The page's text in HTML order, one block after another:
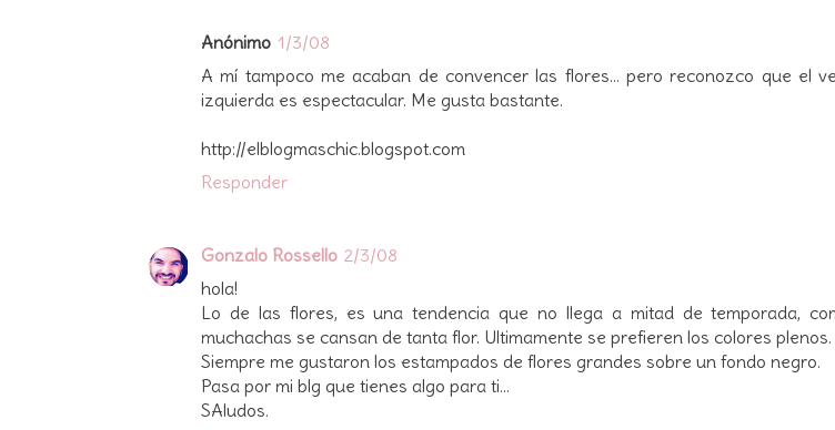
Anónimo 1/3/08
A mí tampoco me acaban de convencer las flores... pero reconozco que el
izquierda es espectacular. Me gusta bastante.
http://elblogmaschic.blogspot.com
Responder
Gonzalo Rossello 2/3/08
hola!
Lo de las flores, es una tendencia que no llega a mitad de temporada,
muchachas se cansan de tanta flor. Ultimamente se prefieren los colores plenos.
Siempre me gustaron los estampados de flores grandes sobre un fondo negro.
Pasa por mi blg que tienes algo para ti...
SAludos.